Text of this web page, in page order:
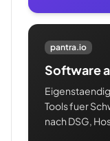
pantra.io
Software
Tools fuer
nach DSG,